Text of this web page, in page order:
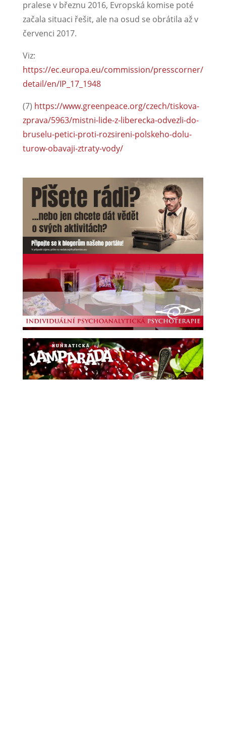
pralese v březnu 2016, Evropská komise poté
začala situaci řešit, ale na osud se obrátila až v
červenci 2017.
Viz:
https://ec.europa.eu/commission/presscorner/
detail/en/IP_17_1948
(7) https://www.greenpeace.org/czech/tiskova-
zprava/5963/mistni-lide-z-liberecka-odvezli-do-
bruselu-petici-proti-rozsireni-polskeho-dolu-
turow-obavaji-ztraty-vody/